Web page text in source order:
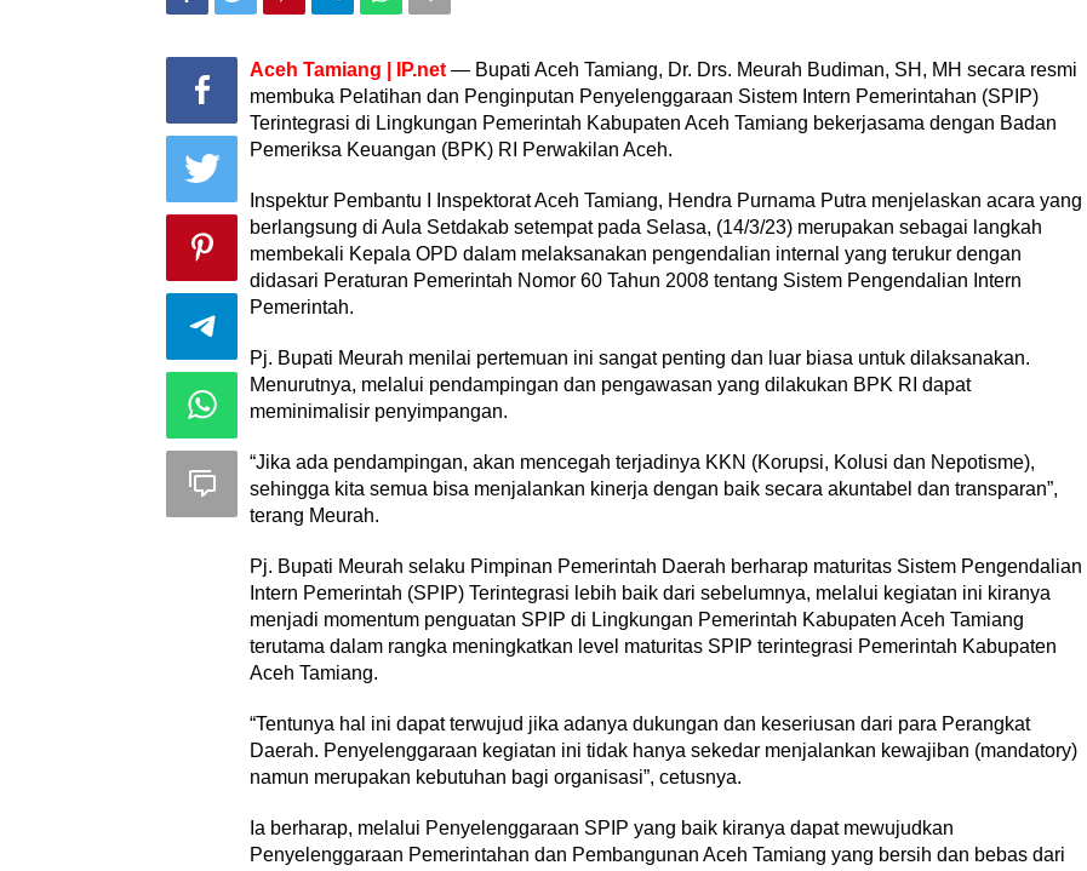
Aceh Tamiang | IP.net — Bupati Aceh Tamiang, Dr. Drs. Meurah Budiman, SH, MH secara resmi
membuka Pelatihan dan Penginputan Penyelenggaraan Sistem Intern Pemerintahan (SPIP)
Terintegrasi di Lingkungan Pemerintah Kabupaten Aceh Tamiang bekerjasama dengan Badan
Pemeriksa Keuangan (BPK) RI Perwakilan Aceh.
Inspektur Pembantu I Inspektorat Aceh Tamiang, Hendra Purnama Putra menjelaskan acara yang
berlangsung di Aula Setdakab setempat pada Selasa, (14/3/23) merupakan sebagai langkah
membekali Kepala OPD dalam melaksanakan pengendalian internal yang terukur dengan
didasari Peraturan Pemerintah Nomor 60 Tahun 2008 tentang Sistem Pengendalian Intern
Pemerintah.
Pj. Bupati Meurah menilai pertemuan ini sangat penting dan luar biasa untuk dilaksanakan.
Menurutnya, melalui pendampingan dan pengawasan yang dilakukan BPK RI dapat
meminimalisir penyimpangan.
“Jika ada pendampingan, akan mencegah terjadinya KKN (Korupsi, Kolusi dan Nepotisme),
sehingga kita semua bisa menjalankan kinerja dengan baik secara akuntabel dan transparan”,
terang Meurah.
Pj. Bupati Meurah selaku Pimpinan Pemerintah Daerah berharap maturitas Sistem Pengendalian
Intern Pemerintah (SPIP) Terintegrasi lebih baik dari sebelumnya, melalui kegiatan ini kiranya
menjadi momentum penguatan SPIP di Lingkungan Pemerintah Kabupaten Aceh Tamiang
terutama dalam rangka meningkatkan level maturitas SPIP terintegrasi Pemerintah Kabupaten
Aceh Tamiang.
“Tentunya hal ini dapat terwujud jika adanya dukungan dan keseriusan dari para Perangkat
Daerah. Penyelenggaraan kegiatan ini tidak hanya sekedar menjalankan kewajiban (mandatory)
namun merupakan kebutuhan bagi organisasi”, cetusnya.
Ia berharap, melalui Penyelenggaraan SPIP yang baik kiranya dapat mewujudkan
Penyelenggaraan Pemerintahan dan Pembangunan Aceh Tamiang yang bersih dan bebas dari